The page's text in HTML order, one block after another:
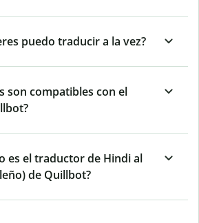
puedo traducir a la vez?
son compatibles con el
es el traductor de Hindi al
de Quillbot?